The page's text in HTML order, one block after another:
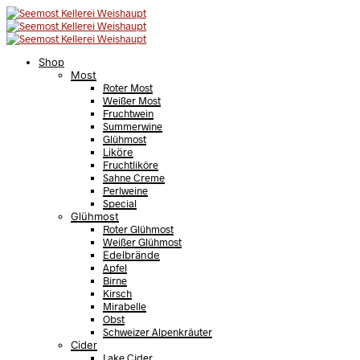
Shop
Most
Roter Most
Weißer Most
Fruchtwein
Summerwine
Glühmost
Liköre
Fruchtliköre
Sahne Creme
Perlweine
Special
Glühmost
Roter Glühmost
Weißer Glühmost
Edelbrände
Apfel
Birne
Kirsch
Mirabelle
Obst
Schweizer Alpenkräuter
Cider